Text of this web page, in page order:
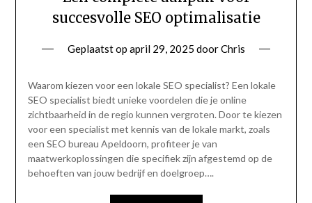
succesvolle SEO optimalisatie
Geplaatst op april 29, 2025 doorChris
Waarom kiezen voor een lokale SEO specialist? Een lokale
SEO specialist biedt unieke voordelen die je online
zichtbaarheid in de regio kunnen vergroten. Door te kiezen
voor een specialist met kennis van de lokale markt, zoals
een SEO bureau Apeldoorn, profiteer je van
maatwerkoplossingen die specifiek zijn afgestemd op de
behoeften van jouw bedrijf en doelgroep….